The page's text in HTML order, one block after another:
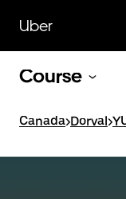
contenu
principal
Uber
Course
Canada>Dorval>